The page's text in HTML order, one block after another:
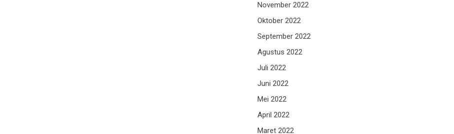
November 2022
Oktober 2022
September 2022
Agustus 2022
Juli 2022
Juni 2022
Mei 2022
April 2022
Maret 2022